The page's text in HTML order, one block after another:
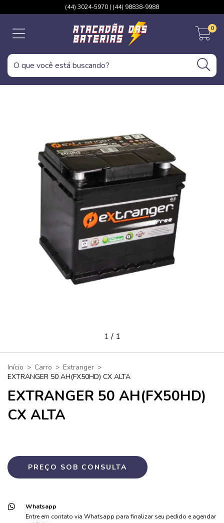
(44) 3024-5970 | (44) 98838-9988
0
1/ 1
Início > Carro > Extranger >
EXTRANGER 50 AH(FX50HD) CX ALTA
EXTRANGER 50 AH(FX50HD)
CX ALTA
Whatsapp
Entre em contato via Whatsapp para finalizar seu pedido e agendar